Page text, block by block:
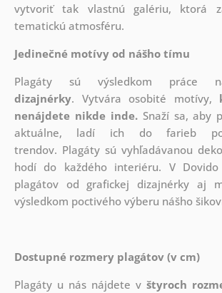
vytvoriť tak vlastnú galériu, ktorá
tematickú atmosféru.
Jedinečné motívy od nášho tímu
Plagáty sú výsledkom práce
dizajnérky. Vytvára osobité motívy,
nenájdete nikde inde.Snaží sa, aby
aktuálne, ladí ich do farieb
trendov. Plagáty sú vyhľadávanou
hodí do každého interiéru. V
plagátov od grafickej dizajnérky aj
výsledkom poctivého výberu nášho
Dostupné rozmery plagátov (v cm)
Plagáty u nás nájdete vštyroch